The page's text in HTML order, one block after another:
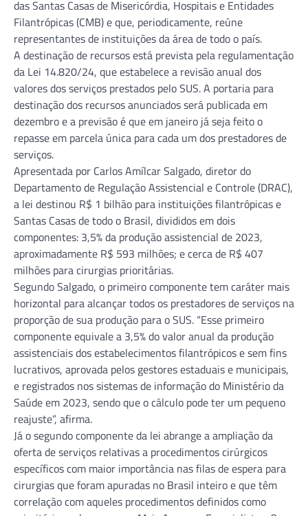
das Santas Casas de Misericórdia, Hospitais e Entidades
Filantrópicas (CMB) e que, periodicamente, reúne
representantes de instituições da área de todo o país.
A destinação de recursos está prevista pela regulamentação
da Lei 14.820/24, que estabelece a revisão anual dos
valores dos serviços prestados pelo SUS. A portaria para
destinação dos recursos anunciados será publicada em
dezembro e a previsão é que em janeiro já seja feito o
repasse em parcela única para cada um dos prestadores de
serviços.
Apresentada por Carlos Amílcar Salgado, diretor do
Departamento de Regulação Assistencial e Controle (DRAC),
a lei destinou R$ 1 bilhão para instituições filantrópicas e
Santas Casas de todo o Brasil, divididos em dois
componentes: 3,5% da produção assistencial de 2023,
aproximadamente R$ 593 milhões; e cerca de R$ 407
milhões para cirurgias prioritárias.
Segundo Salgado, o primeiro componente tem caráter mais
horizontal para alcançar todos os prestadores de serviços na
proporção de sua produção para o SUS. “Esse primeiro
componente equivale a 3,5% do valor anual da produção
assistenciais dos estabelecimentos filantrópicos e sem fins
lucrativos, aprovada pelos gestores estaduais e municipais,
e registrados nos sistemas de informação do Ministério da
Saúde em 2023, sendo que o cálculo pode ter um pequeno
reajuste”, afirma.
Já o segundo componente da lei abrange a ampliação da
oferta de serviços relativas a procedimentos cirúrgicos
específicos com maior importância nas filas de espera para
cirurgias que foram apuradas no Brasil inteiro e que têm
correlação com aqueles procedimentos definidos como